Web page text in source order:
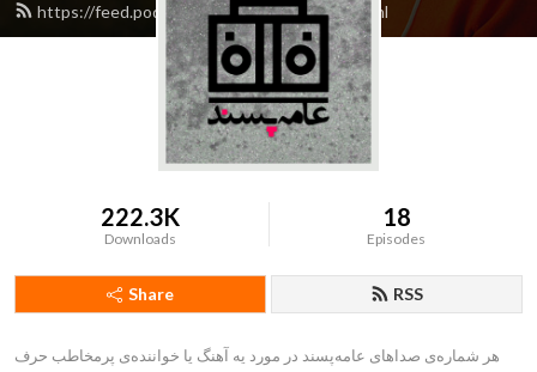
https://feed.podbean.com/pulpvoices/feed.xml
222.3K
Downloads
18
Episodes
Share RSS
هر شماره‌ی صداهای عامه‌پسند در مورد یه آهنگ یا خواننده‌ی پرمخاطب حرف